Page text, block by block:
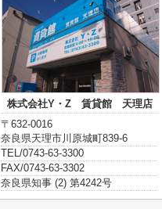
株式会社Y・Z 賃貸館 天理店
〒632-0016
奈良県天理市川原城町839-6
TEL/0743-63-3300
FAX/0743-63-3302
奈良県知事 (2) 第4242号